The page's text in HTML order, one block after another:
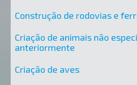
Construção de rodovias e
Criação de animais não
anteriormente
Criação de aves